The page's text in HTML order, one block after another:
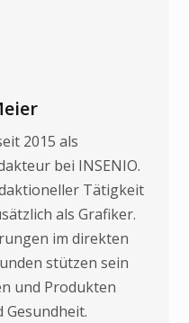
2015 als
bei INSENIO.
Tätigkeit
als Grafiker.
im direkten
stützen sein
und Produkten